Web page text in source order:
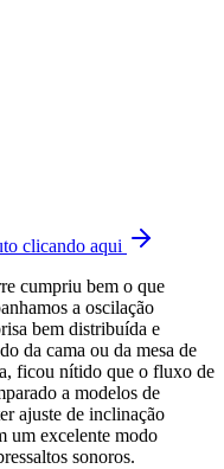
clicando aqui
cumpriu bem o que
a oscilação
bem distribuída e
da cama ou da mesa de
ficou nítido que o fluxo de
a modelos de
ajuste de inclinação
um excelente modo
sonoros.